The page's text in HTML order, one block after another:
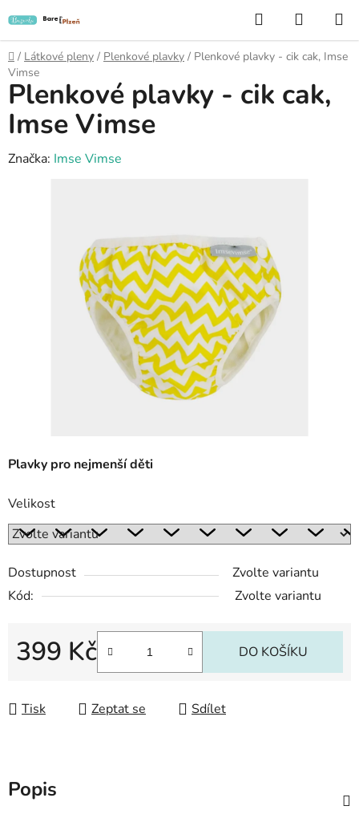
na
obsah
Hledat
KOŠÍK
Domů
/ Látkové pleny / Plenkové plavky / Plenkové plavky - cik cak, Imse
Vimse
Plavky pro nejmenší děti
Velikost
Dostupnost
Zvolte variantu
Kód:
Zvolte variantu
399 Kč DO KOŠÍKU
Tisk Zeptat se Sdílet
Plenkové plavky - cik cak,
Imse Vimse
Značka: Imse Vimse
Popis